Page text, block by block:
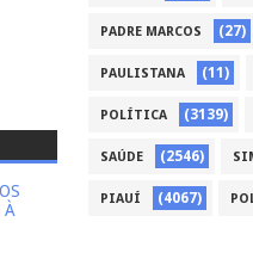
PADRE MARCOS (27)
PAULISTANA (11)
POLÍTICA (3139)
SAÚDE (2546)
PIAUÍ (4067)